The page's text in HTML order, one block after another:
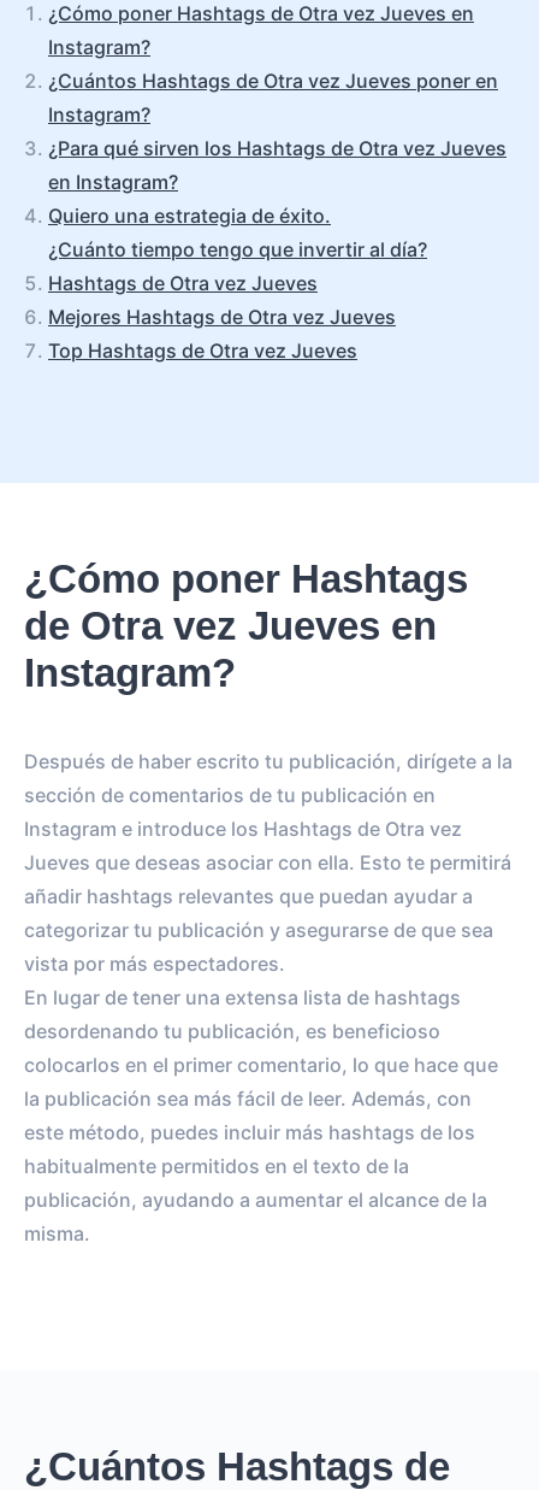
¿Cómo poner Hashtags de Otra vez Jueves en
Instagram?
¿Cuántos Hashtags de Otra vez Jueves poner en
Instagram?
¿Para qué sirven los Hashtags de Otra vez Jueves
en Instagram?
Quiero una estrategia de éxito.
¿Cuánto tiempo tengo que invertir al día?
Hashtags de Otra vez Jueves
Mejores Hashtags de Otra vez Jueves
Top Hashtags de Otra vez Jueves
¿Cómo poner Hashtags
de Otra vez Jueves en
Instagram?
Después de haber escrito tu publicación, dirígete a la
sección de comentarios de tu publicación en
Instagram e introduce los Hashtags de Otra vez
Jueves que deseas asociar con ella. Esto te permitirá
añadir hashtags relevantes que puedan ayudar a
categorizar tu publicación y asegurarse de que sea
vista por más espectadores.
En lugar de tener una extensa lista de hashtags
desordenando tu publicación, es beneficioso
colocarlos en el primer comentario, lo que hace que
la publicación sea más fácil de leer. Además, con
este método, puedes incluir más hashtags de los
habitualmente permitidos en el texto de la
publicación, ayudando a aumentar el alcance de la
misma.
¿Cuántos Hashtags de